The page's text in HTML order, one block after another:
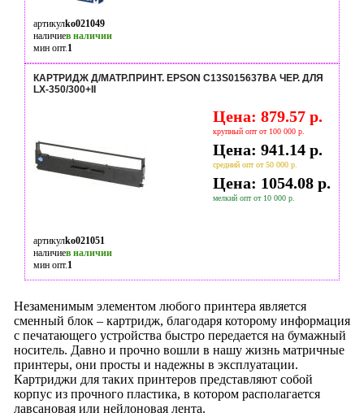
артикулko021049
наличиев наличии
мин опт.1
КАРТРИДЖ Д/МАТР.ПРИНТ. EPSON C13S015637BA ЧЕР. ДЛЯ
LX-350/300+II
Цена: 879.57 р.
крупный опт от 100 000 р.
Цена: 941.14 р.
средний опт от 50 000 р.
Цена: 1054.08 р.
мелкий опт от 10 000 р.
артикулko021051
наличиев наличии
мин опт.1
Незаменимым элементом любого принтера является
сменный блок – картридж, благодаря которому информация
с печатающего устройства быстро передается на бумажный
носитель. Давно и прочно вошли в нашу жизнь матричные
принтеры, они просты и надежны в эксплуатации.
Картриджи для таких принтеров представляют собой
корпус из прочного пластика, в котором располагается
лавсановая или нейлоновая лента.